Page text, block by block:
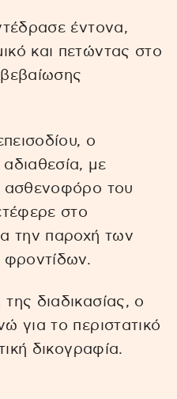
έντονα,
και πετώντας στο
ο
με
ασθενοφόρο του
στο
την παροχή των
φροντίδων.
διαδικασίας, ο
για το περιστατικό
δικογραφία.